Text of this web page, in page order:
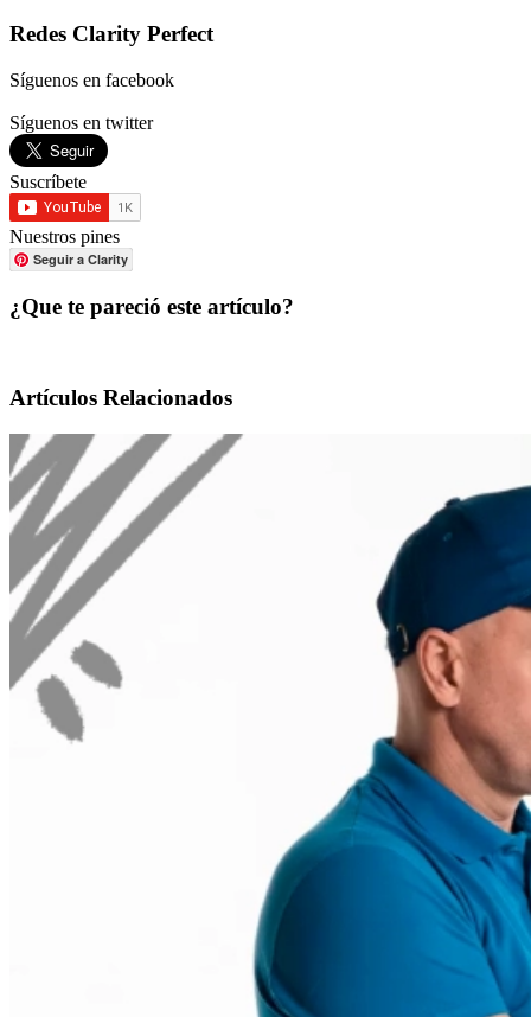
Redes Clarity Perfect
Síguenos en facebook
Síguenos en twitter
Suscríbete
Nuestros pines
Seguir a Clarity
¿Que te pareció este artículo?
Artículos Relacionados